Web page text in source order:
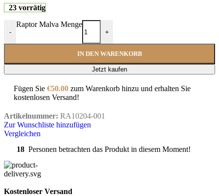
23 vorrätig
-
Raptor Malva Menge
+
IN DEN WARENKORB
Jetzt kaufen
Fügen Sie €50.00 zum Warenkorb hinzu und erhalten Sie
kostenlosen Versand!
Artikelnummer: RA10204-001
Zur Wunschliste hinzufügen
Vergleichen
18 Personen betrachten das Produkt in diesem Moment!
Kostenloser Versand